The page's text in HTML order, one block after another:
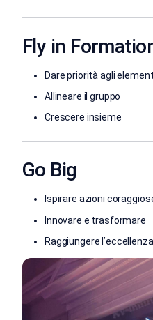
Fly in
Dare priorità agli
Allineare il gruppo
Crescere insieme
Go Big
Ispirare azioni
Innovare e trasformare
Raggiungere l’eccellenza